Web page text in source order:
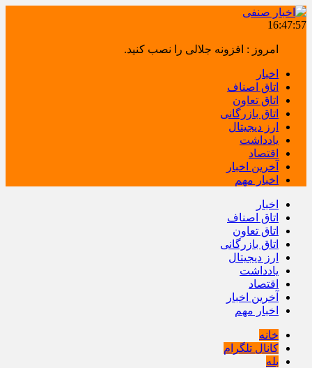
16:47:58
امروز : افزونه جلالی را نصب کنید.
اخبار
اتاق اصناف
اتاق تعاون
اتاق بازرگانی
ارز دیجیتال
یادداشت
اقتصاد
آخرین اخبار
اخبار مهم
اخبار
اتاق اصناف
اتاق تعاون
اتاق بازرگانی
ارز دیجیتال
یادداشت
اقتصاد
آخرین اخبار
اخبار مهم
خانه
کانال تلگرام
بله